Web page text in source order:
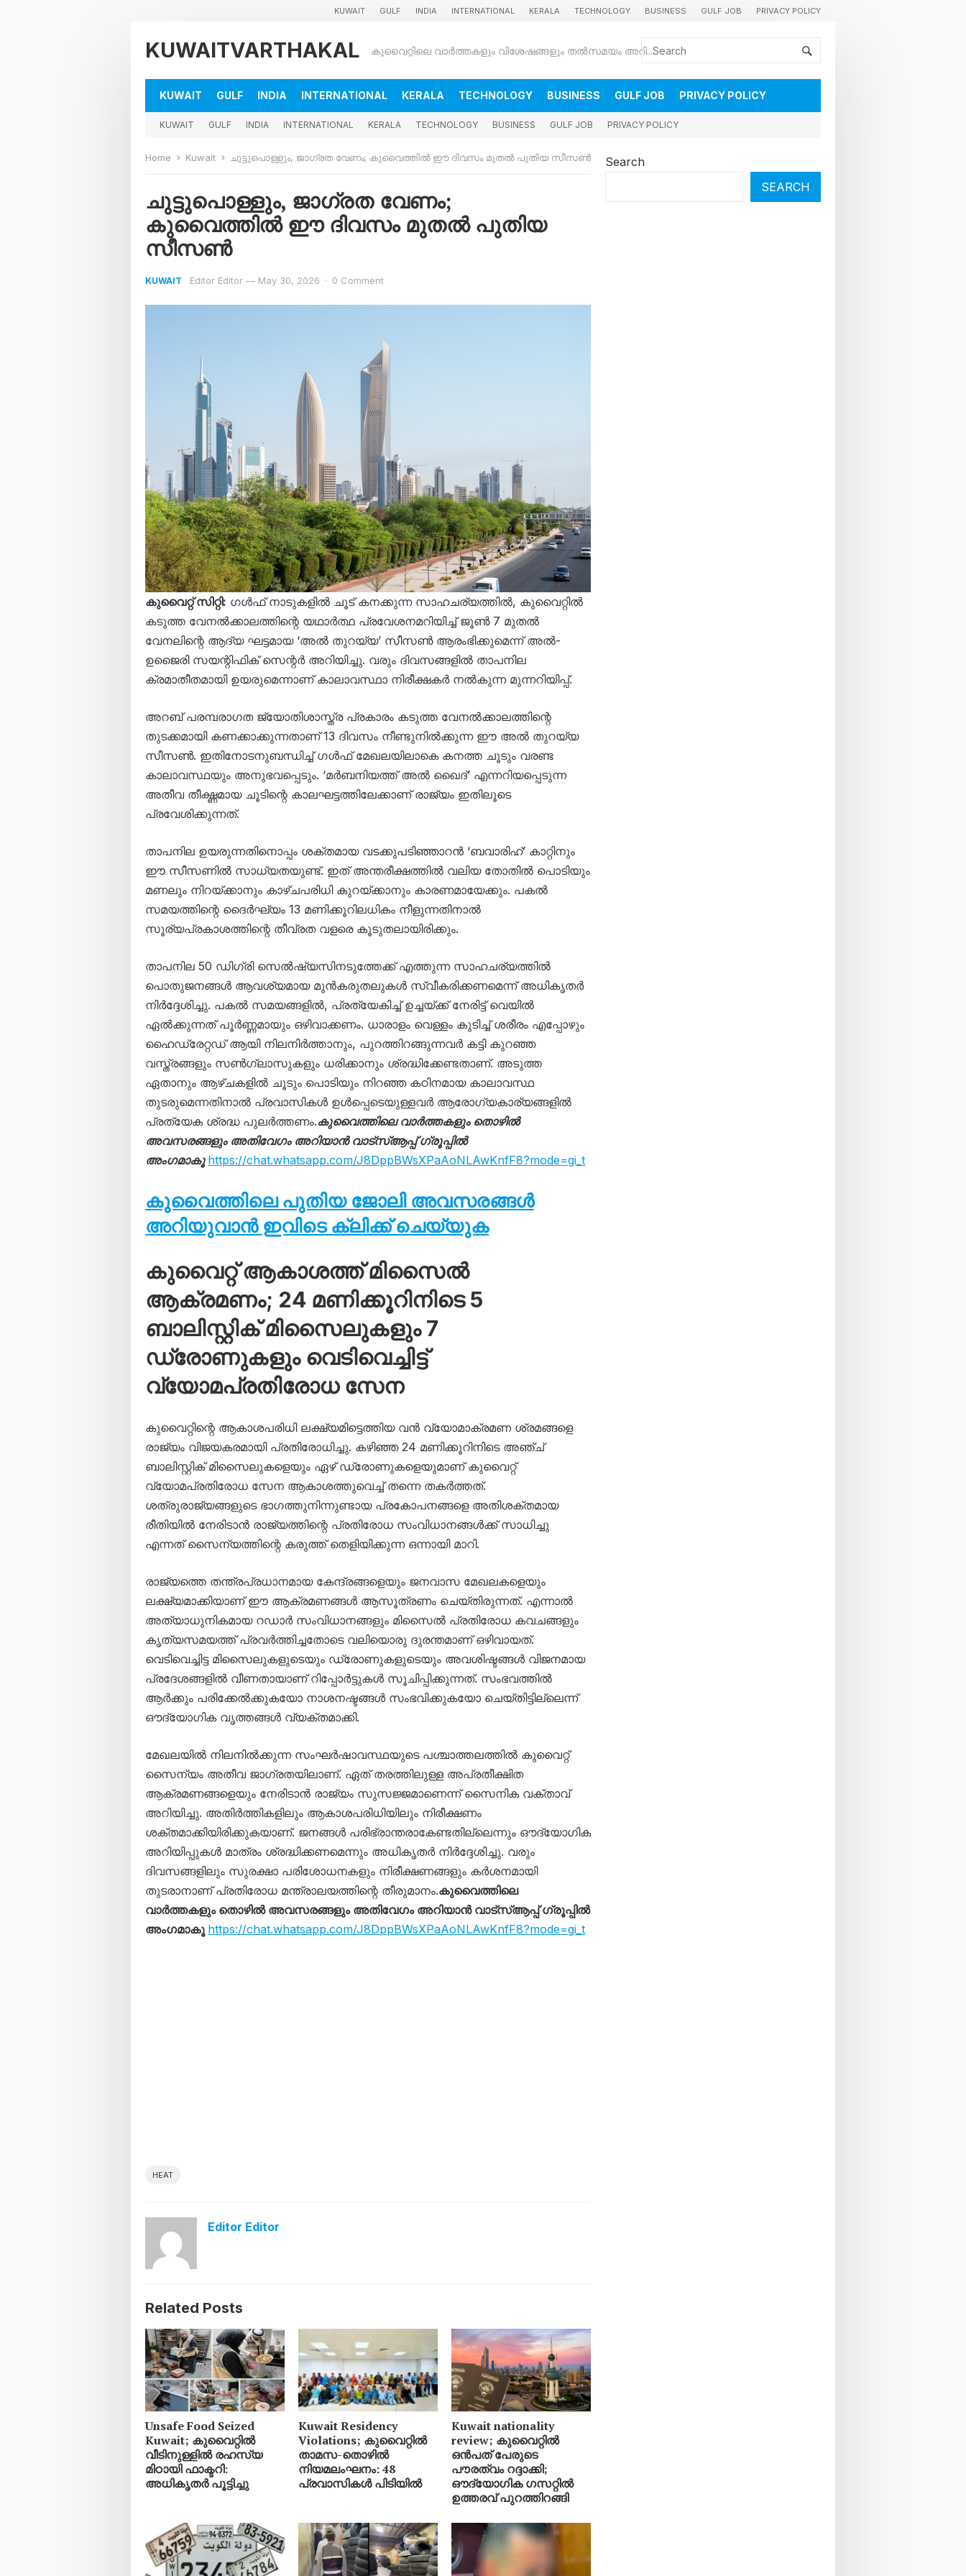
KUWAIT GULF INDIA INTERNATIONAL KERALA TECHNOLOGY BUSINESS GULF JOB PRIVACY POLICY
KUWAITVARTHAKAL കുവൈറ്റിലെ വാർത്തകളും വിശേഷങ്ങളും തൽസമയം അറിയാൻ
KUWAIT GULF INDIA INTERNATIONAL KERALA TECHNOLOGY BUSINESS GULF JOB PRIVACY POLICY
KUWAIT GULF INDIA INTERNATIONAL KERALA TECHNOLOGY BUSINESS GULF JOB PRIVACY POLICY
Home Kuwait ചുട്ടുപൊള്ളും, ജാ​ഗ്രത വേണം; കുവൈത്തിൽ ഈ ദിവസം മുതൽ പുതിയ സീസൺ
ചുട്ടുപൊള്ളും, ജാ​ഗ്രത വേണം;
കുവൈത്തിൽ ഈ ദിവസം മുതൽ പുതിയ
സീസൺ
KUWAIT Editor Editor — May 30, 2026 · 0 Comment
കുവൈറ്റ് സിറ്റി: ഗൾഫ് നാടുകളിൽ ചൂട് കനക്കുന്ന സാഹചര്യത്തിൽ, കുവൈറ്റിൽ
കടുത്ത വേനൽക്കാലത്തിന്റെ യഥാർത്ഥ പ്രവേശനമറിയിച്ച് ജൂൺ 7 മുതൽ
വേനലിന്റെ ആദ്യ ഘട്ടമായ ‘അൽ തുറയ്യ’ സീസൺ ആരംഭിക്കുമെന്ന് അൽ-
ഉജൈരി സയന്റിഫിക് സെന്റർ അറിയിച്ചു. വരും ദിവസങ്ങളിൽ താപനില
ക്രമാതീതമായി ഉയരുമെന്നാണ് കാലാവസ്ഥാ നിരീക്ഷകർ നൽകുന്ന മുന്നറിയിപ്പ്.
അറബ് പരമ്പരാഗത ജ്യോതിശാസ്ത്ര പ്രകാരം കടുത്ത വേനൽക്കാലത്തിന്റെ
തുടക്കമായി കണക്കാക്കുന്നതാണ് 13 ദിവസം നീണ്ടുനിൽക്കുന്ന ഈ അൽ തുറയ്യ
സീസൺ. ഇതിനോടനുബന്ധിച്ച് ഗൾഫ് മേഖലയിലാകെ കനത്ത ചൂടും വരണ്ട
കാലാവസ്ഥയും അനുഭവപ്പെടും. ‘മർബനിയത്ത് അൽ ഖൈദ്’ എന്നറിയപ്പെടുന്ന
അതീവ തീക്ഷ്ണമായ ചൂടിന്റെ കാലഘട്ടത്തിലേക്കാണ് രാജ്യം ഇതിലൂടെ
പ്രവേശിക്കുന്നത്.
താപനില ഉയരുന്നതിനൊപ്പം ശക്തമായ വടക്കുപടിഞ്ഞാറൻ ‘ബവാരിഹ്’ കാറ്റിനും
ഈ സീസണിൽ സാധ്യതയുണ്ട്. ഇത് അന്തരീക്ഷത്തിൽ വലിയ തോതിൽ പൊടിയും
മണലും നിറയ്ക്കാനും കാഴ്ചപരിധി കുറയ്ക്കാനും കാരണമായേക്കും. പകൽ
സമയത്തിന്റെ ദൈർഘ്യം 13 മണിക്കൂറിലധികം നീളുന്നതിനാൽ
സൂര്യപ്രകാശത്തിന്റെ തീവ്രത വളരെ കൂടുതലായിരിക്കും.
താപനില 50 ഡിഗ്രി സെൽഷ്യസിനടുത്തേക്ക് എത്തുന്ന സാഹചര്യത്തിൽ
പൊതുജനങ്ങൾ ആവശ്യമായ മുൻകരുതലുകൾ സ്വീകരിക്കണമെന്ന് അധികൃതർ
നിർദ്ദേശിച്ചു. പകൽ സമയങ്ങളിൽ, പ്രത്യേകിച്ച് ഉച്ചയ്ക്ക് നേരിട്ട് വെയിൽ
ഏൽക്കുന്നത് പൂർണ്ണമായും ഒഴിവാക്കണം. ധാരാളം വെള്ളം കുടിച്ച് ശരീരം എപ്പോഴും
ഹൈഡ്രേറ്റഡ് ആയി നിലനിർത്താനും, പുറത്തിറങ്ങുന്നവർ കട്ടി കുറഞ്ഞ
വസ്ത്രങ്ങളും സൺഗ്ലാസുകളും ധരിക്കാനും ശ്രദ്ധിക്കേണ്ടതാണ്. അടുത്ത
ഏതാനും ആഴ്ചകളിൽ ചൂടും പൊടിയും നിറഞ്ഞ കഠിനമായ കാലാവസ്ഥ
തുടരുമെന്നതിനാൽ പ്രവാസികൾ ഉൾപ്പെടെയുള്ളവർ ആരോഗ്യകാര്യങ്ങളിൽ
പ്രത്യേക ശ്രദ്ധ പുലർത്തണം.കുവൈത്തിലെ വാർത്തകളും തൊഴിൽ
അവസരങ്ങളും അതിവേഗം അറിയാൻ വാട്സ്ആപ്പ് ഗ്രൂപ്പിൽ
അംഗമാകൂ https://chat.whatsapp.com/J8DppBWsXPaAoNLAwKnfF8?mode=gi_t
കുവൈത്തിലെ പുതിയ ജോലി അവസരങ്ങൾ
അറിയുവാൻ ഇവിടെ ക്ലിക്ക് ചെയ്യുക
കുവൈറ്റ് ആകാശത്ത് മിസൈൽ
ആക്രമണം; 24 മണിക്കൂറിനിടെ 5
ബാലിസ്റ്റിക് മിസൈലുകളും 7
ഡ്രോണുകളും വെടിവെച്ചിട്ട്
വ്യോമപ്രതിരോധ സേന
കുവൈറ്റിന്റെ ആകാശപരിധി ലക്ഷ്യമിട്ടെത്തിയ വൻ വ്യോമാക്രമണ ശ്രമങ്ങളെ
രാജ്യം വിജയകരമായി പ്രതിരോധിച്ചു. കഴിഞ്ഞ 24 മണിക്കൂറിനിടെ അഞ്ച്
ബാലിസ്റ്റിക് മിസൈലുകളെയും ഏഴ് ഡ്രോണുകളെയുമാണ് കുവൈറ്റ്
വ്യോമപ്രതിരോധ സേന ആകാശത്തുവെച്ച് തന്നെ തകർത്തത്.
ശത്രുരാജ്യങ്ങളുടെ ഭാഗത്തുനിന്നുണ്ടായ പ്രകോപനങ്ങളെ അതിശക്തമായ
രീതിയിൽ നേരിടാൻ രാജ്യത്തിന്റെ പ്രതിരോധ സംവിധാനങ്ങൾക്ക് സാധിച്ചു
എന്നത് സൈന്യത്തിന്റെ കരുത്ത് തെളിയിക്കുന്ന ഒന്നായി മാറി.
രാജ്യത്തെ തന്ത്രപ്രധാനമായ കേന്ദ്രങ്ങളെയും ജനവാസ മേഖലകളെയും
ലക്ഷ്യമാക്കിയാണ് ഈ ആക്രമണങ്ങൾ ആസൂത്രണം ചെയ്തിരുന്നത്. എന്നാൽ
അത്യാധുനികമായ റഡാർ സംവിധാനങ്ങളും മിസൈൽ പ്രതിരോധ കവചങ്ങളും
കൃത്യസമയത്ത് പ്രവർത്തിച്ചതോടെ വലിയൊരു ദുരന്തമാണ് ഒഴിവായത്.
വെടിവെച്ചിട്ട മിസൈലുകളുടെയും ഡ്രോണുകളുടെയും അവശിഷ്ടങ്ങൾ വിജനമായ
പ്രദേശങ്ങളിൽ വീണതായാണ് റിപ്പോർട്ടുകൾ സൂചിപ്പിക്കുന്നത്. സംഭവത്തിൽ
ആർക്കും പരിക്കേൽക്കുകയോ നാശനഷ്ടങ്ങൾ സംഭവിക്കുകയോ ചെയ്തിട്ടില്ലെന്ന്
ഔദ്യോഗിക വൃത്തങ്ങൾ വ്യക്തമാക്കി.
മേഖലയിൽ നിലനിൽക്കുന്ന സംഘർഷാവസ്ഥയുടെ പശ്ചാത്തലത്തിൽ കുവൈറ്റ്
സൈന്യം അതീവ ജാഗ്രതയിലാണ്. ഏത് തരത്തിലുള്ള അപ്രതീക്ഷിത
ആക്രമണങ്ങളെയും നേരിടാൻ രാജ്യം സുസജ്ജമാണെന്ന് സൈനിക വക്താവ്
അറിയിച്ചു. അതിർത്തികളിലും ആകാശപരിധിയിലും നിരീക്ഷണം
ശക്തമാക്കിയിരിക്കുകയാണ്. ജനങ്ങൾ പരിഭ്രാന്തരാകേണ്ടതില്ലെന്നും ഔദ്യോഗിക
അറിയിപ്പുകൾ മാത്രം ശ്രദ്ധിക്കണമെന്നും അധികൃതർ നിർദ്ദേശിച്ചു. വരും
ദിവസങ്ങളിലും സുരക്ഷാ പരിശോധനകളും നിരീക്ഷണങ്ങളും കർശനമായി
തുടരാനാണ് പ്രതിരോധ മന്ത്രാലയത്തിന്റെ തീരുമാനം.കുവൈത്തിലെ
വാർത്തകളും തൊഴിൽ അവസരങ്ങളും അതിവേഗം അറിയാൻ വാട്സ്ആപ്പ് ഗ്രൂപ്പിൽ
അംഗമാകൂ https://chat.whatsapp.com/J8DppBWsXPaAoNLAwKnfF8?mode=gi_t
HEAT
Editor Editor
Related Posts
Unsafe Food Seized
Kuwait; കുവൈറ്റിൽ
വീടിനുള്ളിൽ രഹസ്യ
മിഠായി ഫാക്ടറി:
അധികൃതർ പൂട്ടിച്ചു
Kuwait Residency
Violations; കുവൈറ്റിൽ
താമസ-തൊഴിൽ
നിയമലംഘനം: 48
പ്രവാസികൾ പിടിയിൽ
Kuwait nationality
review; കുവൈറ്റിൽ
ഒൻപത് പേരുടെ
പൗരത്വം റദ്ദാക്കി;
ഔദ്യോഗിക ഗസറ്റിൽ
ഉത്തരവ് പുറത്തിറങ്ങി
Search
SEARCH